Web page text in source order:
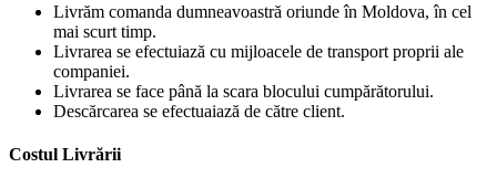
Livrăm comanda dumneavoastră oriunde în Moldova, în cel
mai scurt timp.
Livrarea se efectuiază cu mijloacele de transport proprii ale
companiei.
Livrarea se face până la scara blocului cumpărătorului.
Descărcarea se efectuaiază de către client.
Costul Livrării